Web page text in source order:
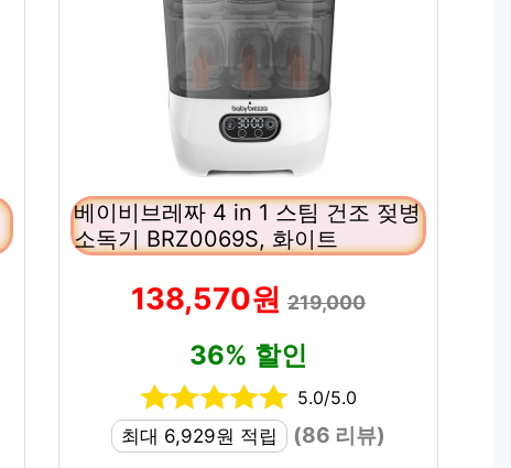
베이비브레짜 4 in 1 스팀 건조 젖병
소독기 BRZ0069S, 화이트
138,570원 219,000
36% 할인
5.0/5.0
최대 6,929원 적립
(86 리뷰)